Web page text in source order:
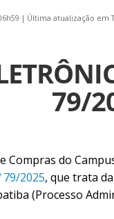
| Última atualização em
79/
Compras do
79/2025, que trata
(Processo